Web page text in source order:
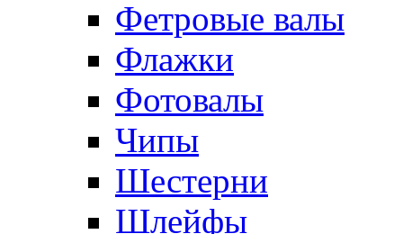
Фетровые валы
Флажки
Фотовалы
Чипы
Шестерни
Шлейфы